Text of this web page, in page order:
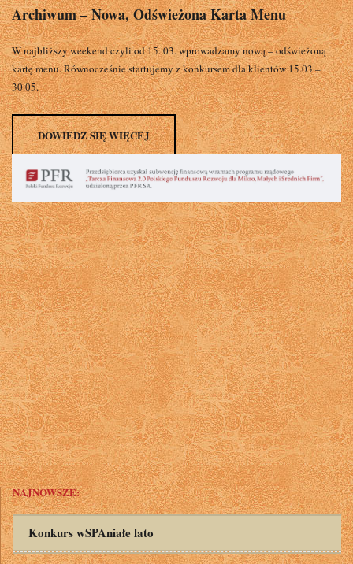
Archiwum – Nowa, Odświeżona Karta Menu
W najbliższy weekend czyli od 15. 03. wprowadzamy nową – odświeżoną
kartę menu. Równocześnie startujemy z konkursem dla klientów 15.03 –
30.05.
DOWIEDZ SIĘ WIĘCEJ
NAJNOWSZE:
Konkurs wSPAniałe lato